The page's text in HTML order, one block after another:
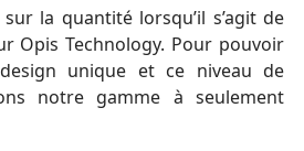
la quantité lorsqu’il s’agit de
Opis Technology. Pour pouvoir
unique et ce niveau de
notre gamme à seulement